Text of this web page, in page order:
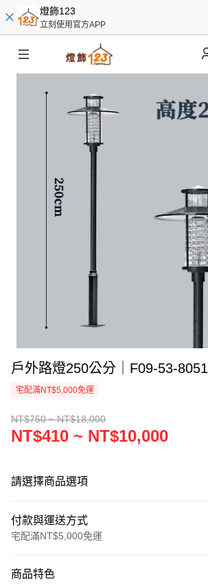
燈飾123
立刻使用官方APP
戶外路燈250公分｜F09-53-8051
宅配滿NT$5,000免運
NT$750 ~ NT$18,000
NT$410 ~ NT$10,000
請選擇商品選項
付款與運送方式
宅配滿NT$5,000免運
信用卡一次付款
商品特色